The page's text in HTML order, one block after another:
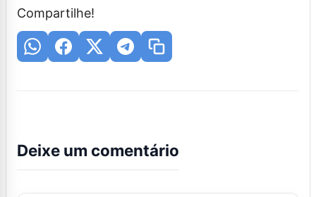
Compartilhe!
Deixe um comentário